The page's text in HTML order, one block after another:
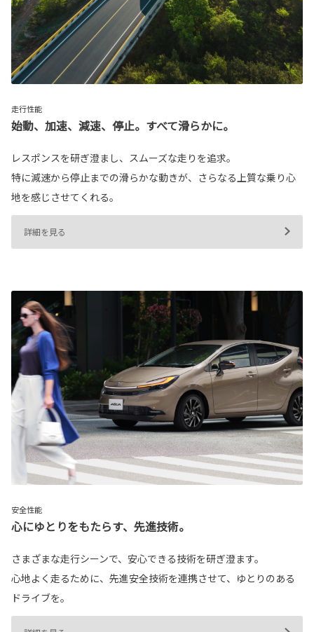
走行性能
始動、加速、減速、停止。すべて滑らかに。
レスポンスを研ぎ澄まし、スムーズな走りを追求。
特に減速から停止までの滑らかな動きが、さらなる上質な乗り心
地を感じさせてくれる。
詳細を見る
安全性能
心にゆとりをもたらす、先進技術。
さまざまな走行シーンで、安心できる技術を研ぎ澄ます。
心地よく走るために、先進安全技術を連携させて、ゆとりのある
ドライブを。